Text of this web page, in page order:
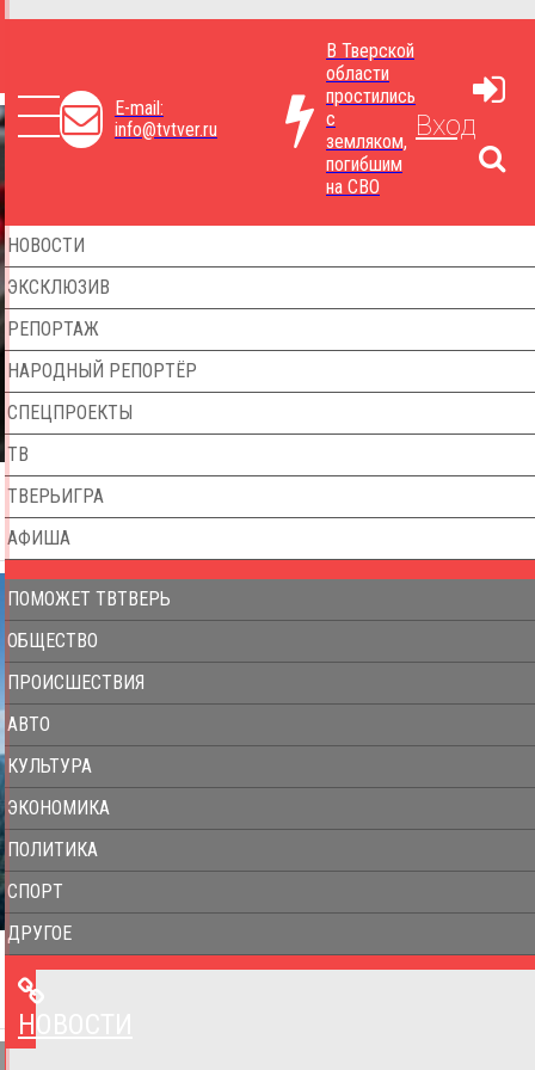
E-mail:
info@tvtver.ru
В Тверской
области
простились
с
земляком,
погибшим
на СВО
Вход
НОВОСТИ
ЭКСКЛЮЗИВ
РЕПОРТАЖ
НАРОДНЫЙ РЕПОРТЁР
СПЕЦПРОЕКТЫ
ТВ
ТВЕРЬИГРА
АФИША
ПОМОЖЕТ ТВТВЕРЬ
ОБЩЕСТВО
ПРОИСШЕСТВИЯ
АВТО
КУЛЬТУРА
ЭКОНОМИКА
ПОЛИТИКА
СПОРТ
ДРУГОЕ
НОВОСТИ